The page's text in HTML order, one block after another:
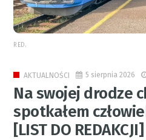
RED.
AKTUALNOŚCI 5 sierpnia 2026
Na swojej drodze
spotkałem
[LIST DO REDAKCJI]